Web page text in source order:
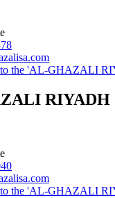
the 'AL-GHAZALI
RIYADH
the 'AL-GHAZALI